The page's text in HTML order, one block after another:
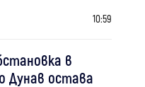
10:59
в
Дунав остава